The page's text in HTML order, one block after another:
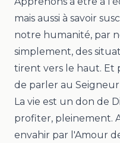
mais aussi à savoir
notre humanité, par
simplement, des
tirent vers le haut. Et
de parler au
La vie est un don de
profiter, pleinement.
envahir par l'Amour